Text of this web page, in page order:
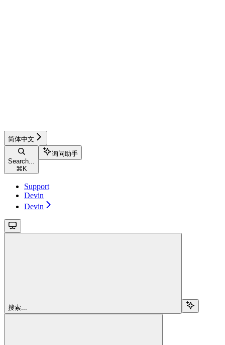
简体中文
Search...
⌘ K
询问助手
Support
Devin
Devin
搜索...